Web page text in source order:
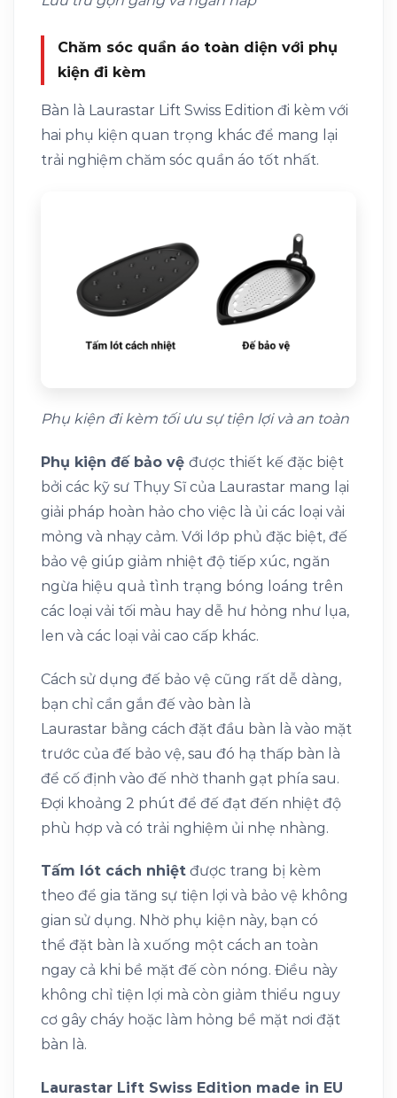
Chăm sóc quần áo toàn diện với phụ
kiện đi kèm
Bàn là Laurastar Lift Swiss Edition đi kèm với
hai phụ kiện quan trọng khác để mang lại
trải nghiệm chăm sóc quần áo tốt nhất.
Phụ kiện đi kèm tối ưu sự tiện lợi và an toàn
Phụ kiện đế bảo vệ được thiết kế đặc biệt
bởi các kỹ sư Thụy Sĩ của Laurastar mang lại
giải pháp hoàn hảo cho việc là ủi các loại vải
mỏng và nhạy cảm. Với lớp phủ đặc biệt, đế
bảo vệ giúp giảm nhiệt độ tiếp xúc, ngăn
ngừa hiệu quả tình trạng bóng loáng trên
các loại vải tối màu hay dễ hư hỏng như lụa,
len và các loại vải cao cấp khác.
Cách sử dụng đế bảo vệ cũng rất dễ dàng,
bạn chỉ cần gắn đế vào bàn là
Laurastar bằng cách đặt đầu bàn là vào mặt
trước của đế bảo vệ, sau đó hạ thấp bàn là
để cố định vào đế nhờ thanh gạt phía sau.
Đợi khoảng 2 phút để đế đạt đến nhiệt độ
phù hợp và có trải nghiệm ủi nhẹ nhàng.
Tấm lót cách nhiệt được trang bị kèm
theo để gia tăng sự tiện lợi và bảo vệ không
gian sử dụng. Nhờ phụ kiện này, bạn có
thể đặt bàn là xuống một cách an toàn
ngay cả khi bề mặt đế còn nóng. Điều này
không chỉ tiện lợi mà còn giảm thiểu nguy
cơ gây cháy hoặc làm hỏng bề mặt nơi đặt
bàn là.
Laurastar Lift Swiss Edition made in EU